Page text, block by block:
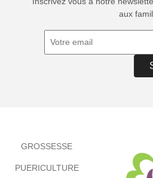
aux
GROSSESSE
PUERICULTURE